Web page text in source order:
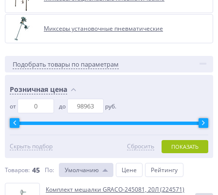
Миксеры установочные пневматические
Подобрать товары по параметрам
Розничная цена
от до руб.
Скрыть подбор ПОКАЗАТЬ
Сбросить
Товаров: 45 По: Умолчанию Цене Рейтингу
Комплект мешалки GRACO-245081, 20Л (224571)